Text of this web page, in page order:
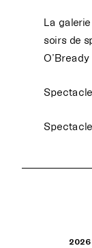
La
soirs de
2026